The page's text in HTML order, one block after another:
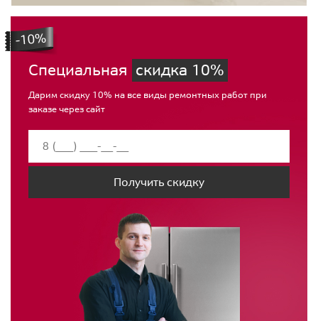
Специальная скидка 10%
Дарим скидку 10% на все виды ремонтных работ при
заказе через сайт
Получить скидку